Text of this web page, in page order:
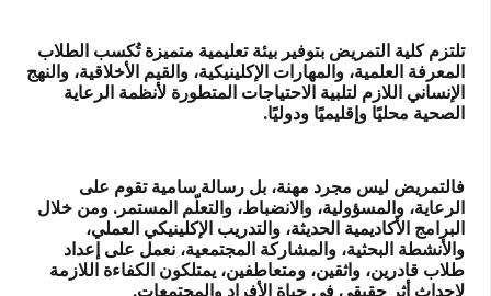
تلتزم كلية التمريض بتوفير بيئة تعليمية متميزة تُكسب الطلاب
المعرفة العلمية، والمهارات الإكلينيكية، والقيم الأخلاقية، والنهج
الإنساني اللازم لتلبية الاحتياجات المتطورة لأنظمة الرعاية
الصحية محليًا وإقليميًا ودوليًا.
فالتمريض ليس مجرد مهنة، بل رسالة سامية تقوم على
الرعاية، والمسؤولية، والانضباط، والتعلّم المستمر. ومن خلال
البرامج الأكاديمية الحديثة، والتدريب الإكلينيكي العملي،
والأنشطة البحثية، والمشاركة المجتمعية، نعمل على إعداد
طلاب قادرين، واثقين، ومتعاطفين، يمتلكون الكفاءة اللازمة
لإحداث أثر حقيقي في حياة الأفراد والمجتمعات.